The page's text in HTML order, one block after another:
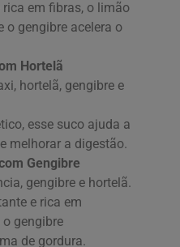
rica em fibras, o limão
o gengibre acelera o
Hortelã
hortelã, gengibre e
esse suco ajuda a
melhorar a digestão.
Gengibre
gengibre e hortelã.
e rica em
gengibre
de gordura.